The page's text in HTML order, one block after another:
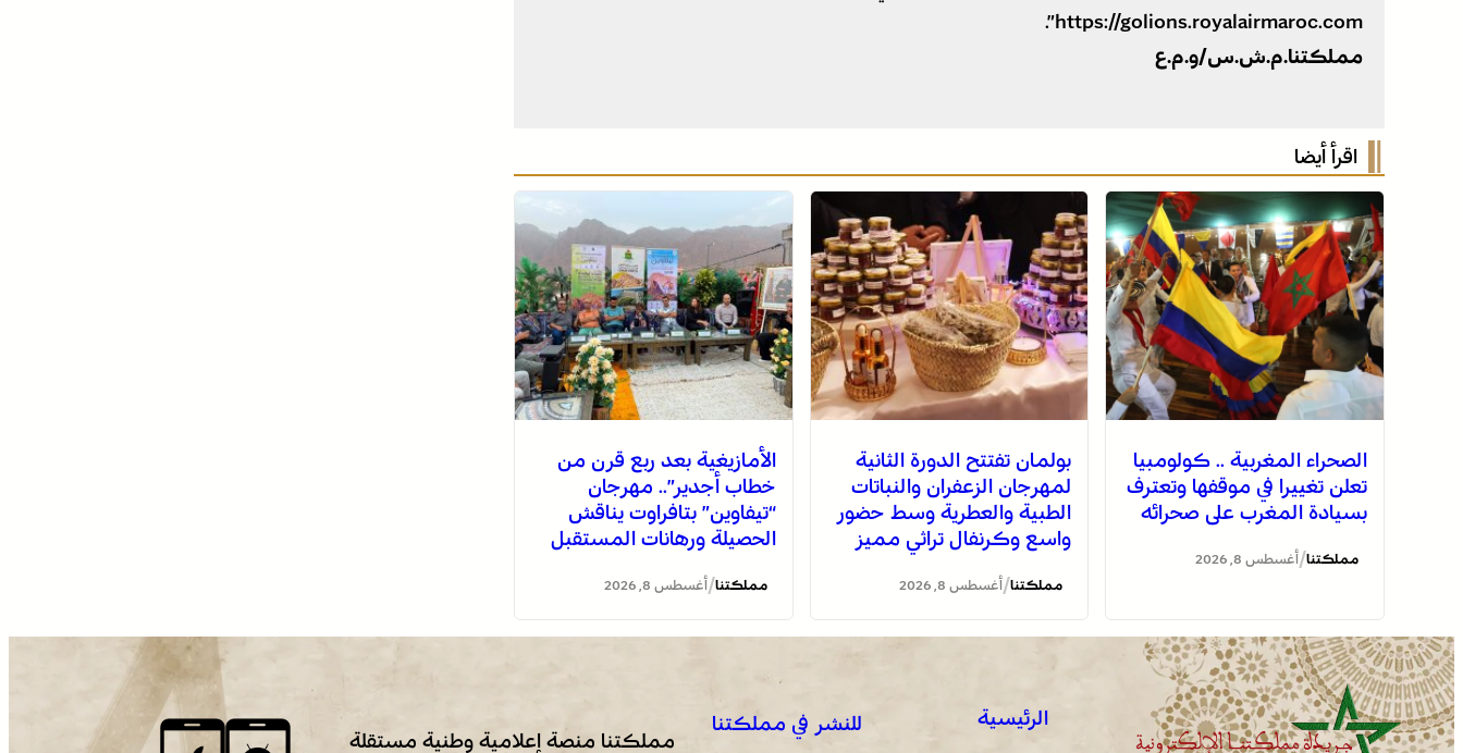
https://golions.royalairmaroc.com”.
مملكتنا.م.ش.س/و.م.ع
اقرأ أيضا
الصحراء المغربية .. كولومبيا
تعلن تغييرا في موقفها وتعترف
بسيادة المغرب على صحرائه
مملكتنا/ أغسطس 8, 2026
بولمان تفتتح الدورة الثانية
لمهرجان الزعفران والنباتات
الطبية والعطرية وسط حضور
واسع وكرنفال تراثي مميز
مملكتنا/ أغسطس 8, 2026
الأمازيغية بعد ربع قرن من
خطاب أجدير”.. مهرجان
“تيفاوين” بتافراوت يناقش
الحصيلة ورهانات المستقبل
مملكتنا/ أغسطس 8, 2026
الرئيسية
للنشر في مملكتنا
مملكتنا منصة إعلامية وطنية مستقلة